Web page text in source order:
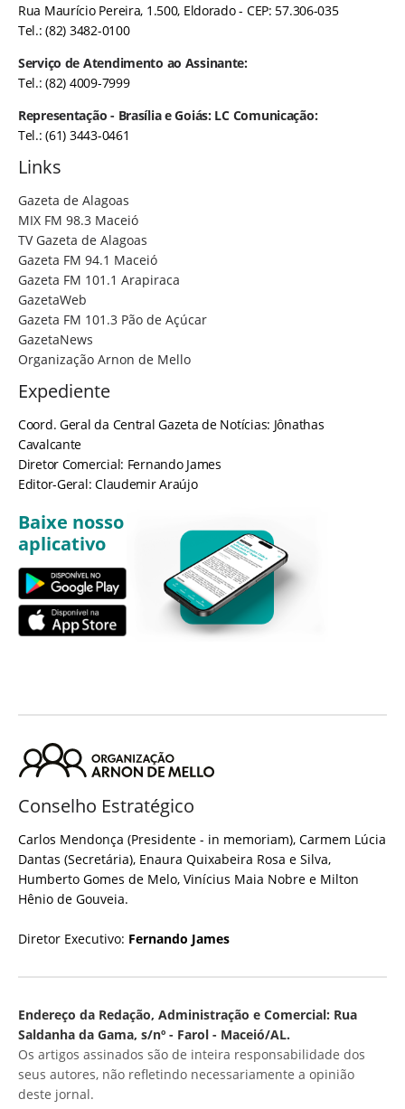
Rua Maurício Pereira, 1.500, Eldorado - CEP: 57.306-035
Tel.: (82) 3482-0100
Serviço de Atendimento ao Assinante:
Tel.: (82) 4009-7999
Representação - Brasília e Goiás: LC Comunicação:
Tel.: (61) 3443-0461
Links
Gazeta de Alagoas
MIX FM 98.3 Maceió
TV Gazeta de Alagoas
Gazeta FM 94.1 Maceió
Gazeta FM 101.1 Arapiraca
GazetaWeb
Gazeta FM 101.3 Pão de Açúcar
GazetaNews
Organização Arnon de Mello
Expediente
Coord. Geral da Central Gazeta de Notícias: Jônathas
Cavalcante
Diretor Comercial: Fernando James
Editor-Geral: Claudemir Araújo
Baixe nosso
aplicativo
Conselho Estratégico
Carlos Mendonça (Presidente - in memoriam), Carmem Lúcia
Dantas (Secretária), Enaura Quixabeira Rosa e Silva,
Humberto Gomes de Melo, Vinícius Maia Nobre e Milton
Hênio de Gouveia.
Diretor Executivo: Fernando James
Endereço da Redação, Administração e Comercial: Rua
Saldanha da Gama, s/nº - Farol - Maceió/AL.
Os artigos assinados são de inteira responsabilidade dos
seus autores, não refletindo necessariamente a opinião
deste jornal.